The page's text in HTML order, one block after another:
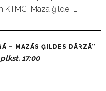
“Mazā ģilde” …
– MAZĀS ĢILDES DĀRZĀ”
17:00